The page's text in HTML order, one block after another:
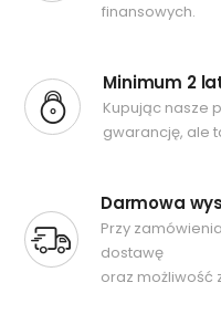
finansowych.
Minimum 2
Kupując nasze
gwarancję, ale
Darmowa
Przy
dostawę
oraz możliwość